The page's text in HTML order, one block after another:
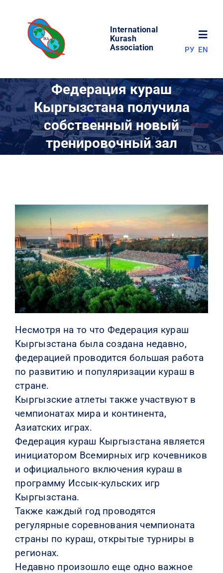
content
International
Kurash
Association
МИР КУРАША
ОБ АССОЦИАЦИИ
РЕЗУЛЬТАТЫ
КОНТАКТЫ
РУ EN
Федерация кураш
Кыргызстана получила
собственный новый
тренировочный зал
Несмотря на то что Федерация кураш
Кыргызстана была создана недавно,
федерацией проводится большая работа
по развитию и популяризации кураш в
стране.
Кыргызские атлеты также участвуют в
чемпионатах мира и континента,
Азиатских играх.
Федерация кураш Кыргызстана является
инициатором Всемирных игр кочевников
и официального включения кураш в
программу Иссык-кульских игр
Кыргызстана.
Также каждый год проводятся
регулярные соревнования чемпионата
страны по кураш, открытые турниры в
регионах.
Недавно произошло еще одно важное